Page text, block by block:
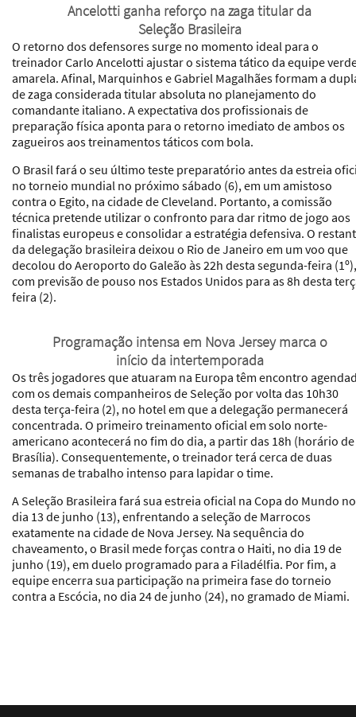
Ancelotti ganha reforço na zaga titular da
Seleção Brasileira
O retorno dos defensores surge no momento ideal para o
treinador Carlo Ancelotti ajustar o sistema tático da equipe
amarela. Afinal, Marquinhos e Gabriel Magalhães formam a
de zaga considerada titular absoluta no planejamento do
comandante italiano. A expectativa dos profissionais de
preparação física aponta para o retorno imediato de ambos os
zagueiros aos treinamentos táticos com bola.
O Brasil fará o seu último teste preparatório antes da estreia
no torneio mundial no próximo sábado (6), em um amistoso
contra o Egito, na cidade de Cleveland. Portanto, a comissão
técnica pretende utilizar o confronto para dar ritmo de jogo aos
finalistas europeus e consolidar a estratégia defensiva. O
da delegação brasileira deixou o Rio de Janeiro em um voo que
decolou do Aeroporto do Galeão às 22h desta segunda-feira (1º),
com previsão de pouso nos Estados Unidos para as 8h desta
feira (2).
Programação intensa em Nova Jersey marca o
início da intertemporada
Os três jogadores que atuaram na Europa têm encontro
com os demais companheiros de Seleção por volta das 10h30
desta terça-feira (2), no hotel em que a delegação permanecerá
concentrada. O primeiro treinamento oficial em solo norte-
americano acontecerá no fim do dia, a partir das 18h (horário de
Brasília). Consequentemente, o treinador terá cerca de duas
semanas de trabalho intenso para lapidar o time.
A Seleção Brasileira fará sua estreia oficial na Copa do Mundo no
dia 13 de junho (13), enfrentando a seleção de Marrocos
exatamente na cidade de Nova Jersey. Na sequência do
chaveamento, o Brasil mede forças contra o Haiti, no dia 19 de
junho (19), em duelo programado para a Filadélfia. Por fim, a
equipe encerra sua participação na primeira fase do torneio
contra a Escócia, no dia 24 de junho (24), no gramado de Miami.